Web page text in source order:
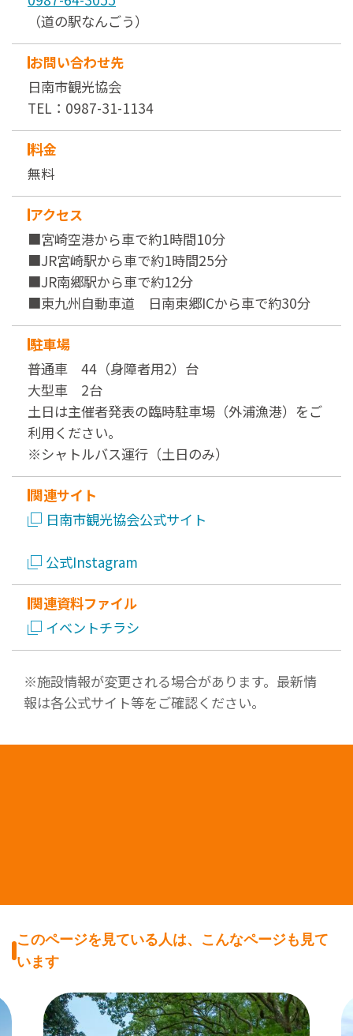
（道の駅なんごう）
お問い合わせ先
日南市観光協会
TEL：0987-31-1134
料金
無料
アクセス
■宮崎空港から車で約1時間10分
■JR宮崎駅から車で約1時間25分
■JR南郷駅から車で約12分
■東九州自動車道 日南東郷ICから車で約30分
駐車場
普通車 44（身障者用2）台
大型車 2台
土日は主催者発表の臨時駐車場（外浦漁港）をご
利用ください。
※シャトルバス運行（土日のみ）
関連サイト
日南市観光協会公式サイト
公式Instagram
関連資料ファイル
イベントチラシ
※施設情報が変更される場合があります。最新情
報は各公式サイト等をご確認ください。
このページを見ている人は、こんなページも見て
います